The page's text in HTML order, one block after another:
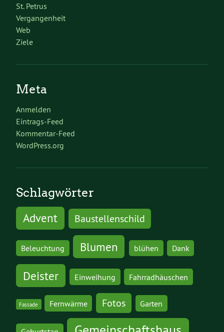
St. Petrus
Vergangenheit
Web
Ziele
Meta
Anmelden
Eintrags-Feed
Kommentar-Feed
WordPress.org
Schlagwörter
Advent
Baustellenschild
Beleuchtung Blumen blühen Dank
Deister Einweihung Fahrradhäuschen
Fassade Fernwärme Fotos Garten